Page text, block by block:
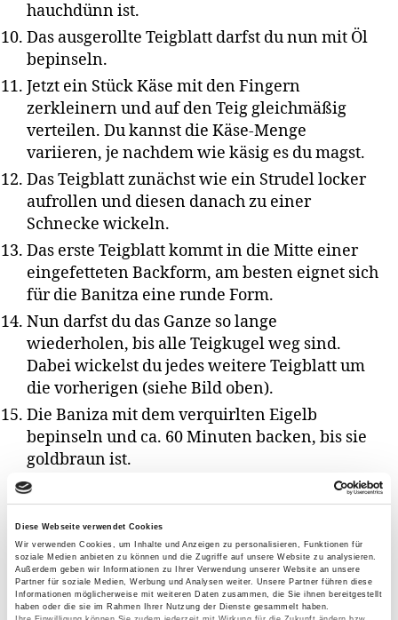
Diese Webseite verwendet Cookies
Wir verwenden Cookies, um Inhalte und Anzeigen zu personalisieren, Funktionen für
soziale Medien anbieten zu können und die Zugriffe auf unsere Website zu analysieren.
Außerdem geben wir Informationen zu Ihrer Verwendung unserer Website an unsere
Partner für soziale Medien, Werbung und Analysen weiter. Unsere Partner führen diese
Informationen möglicherweise mit weiteren Daten zusammen, die Sie ihnen bereitgestellt
haben oder die sie im Rahmen Ihrer Nutzung der Dienste gesammelt haben.
hauchdünn ist.
Das ausgerollte Teigblatt darfst du nun mit Öl
bepinseln.
Jetzt ein Stück Käse mit den Fingern
zerkleinern und auf den Teig gleichmäßig
verteilen. Du kannst die Käse-Menge
variieren, je nachdem wie käsig es du magst.
Das Teigblatt zunächst wie ein Strudel locker
aufrollen und diesen danach zu einer
Schnecke wickeln.
Das erste Teigblatt kommt in die Mitte einer
eingefetteten Backform, am besten eignet sich
für die Banitza eine runde Form.
Nun darfst du das Ganze so lange
wiederholen, bis alle Teigkugel weg sind.
Dabei wickelst du jedes weitere Teigblatt um
die vorherigen (siehe Bild oben).
Die Baniza mit dem verquirlten Eigelb
bepinseln und ca. 60 Minuten backen, bis sie
goldbraun ist.
Tipps:
Am besten schmeckt Banitza noch warm, denn
dann ist ihre Kruste besonders knusprig
Die
Banitza wird nicht mit einem Messer